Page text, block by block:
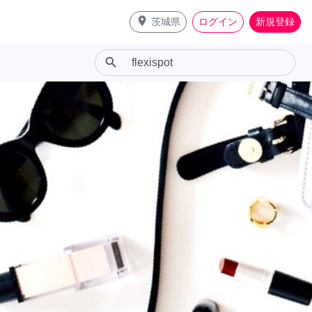
place 茨城県 ログイン 新規登録
search